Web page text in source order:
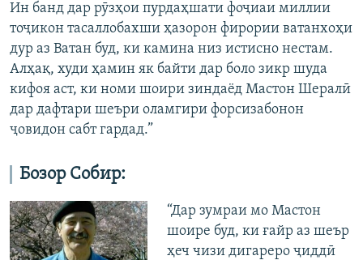
Ин банд дар рӯзҳои пурдаҳшати фоҷиаи миллии
тоҷикон тасаллобахши ҳазорон фирории ватанхоҳи
дур аз Ватан буд, ки камина низ истисно нестам.
Алҳақ, худи ҳамин як байти дар боло зикр шуда
кифоя аст, ки номи шоири зиндаёд Мастон Шералӣ
дар дафтари шеъри оламгири форсизабонон
ҷовидон сабт гардад.”
Бозор Собир:
“Дар зумраи мо Мастон
шоире буд, ки ғайр аз шеър
ҳеч чизи дигареро ҷиддӣ